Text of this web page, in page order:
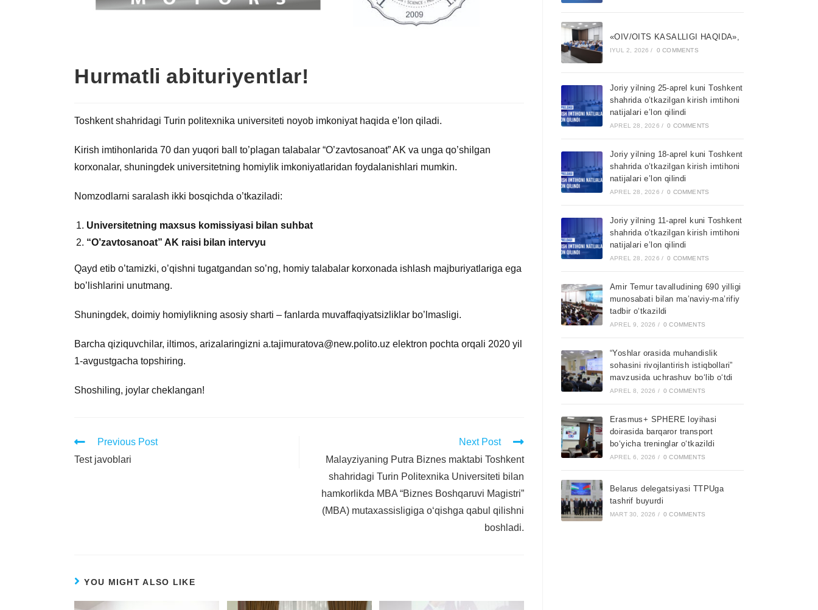
Hurmatli abituriyentlar!
Toshkent shahridagi Turin politexnika universiteti noyob imkoniyat haqida e’lon qiladi.
Kirish imtihonlarida 70 dan yuqori ball to’plagan talabalar “O’zavtosanoat” AK va unga qo’shilgan
korxonalar, shuningdek universitetning homiylik imkoniyatlaridan foydalanishlari mumkin.
Nomzodlarni saralash ikki bosqichda o’tkaziladi:
Universitetning maxsus komissiyasi bilan suhbat
“O’zavtosanoat” AK raisi bilan intervyu
Qayd etib o’tamizki, o’qishni tugatgandan so’ng, homiy talabalar korxonada ishlash majburiyatlariga ega
bo’lishlarini unutmang.
Shuningdek, doimiy homiylikning asosiy sharti – fanlarda muvaffaqiyatsizliklar bo’lmasligi.
Barcha qiziquvchilar, iltimos, arizalaringizni a.tajimuratova@new.polito.uz elektron pochta orqali 2020 yil
1-avgustgacha topshiring.
Shoshiling, joylar cheklangan!
Previous Post
Test javoblari
Next Post
Malayziyaning Putra Biznes maktabi Toshkent
shahridagi Turin Politexnika Universiteti bilan
hamkorlikda MBA “Biznes Boshqaruvi Magistri”
(MBA) mutaxassisligiga o‘qishga qabul qilishni
boshladi.
YOU MIGHT ALSO LIKE
«OIV/OITS KASALLIGI HAQIDA»,
IYUL 2, 2026 / 0 COMMENTS
Joriy yilning 25-aprel kuni Toshkent
shahrida o’tkazilgan kirish imtihoni
natijalari e’lon qilindi
APREL 28, 2026 / 0 COMMENTS
Joriy yilning 18-aprel kuni Toshkent
shahrida o’tkazilgan kirish imtihoni
natijalari e’lon qilindi
APREL 28, 2026 / 0 COMMENTS
Joriy yilning 11-aprel kuni Toshkent
shahrida o’tkazilgan kirish imtihoni
natijalari e’lon qilindi
APREL 28, 2026 / 0 COMMENTS
Amir Temur tavalludining 690 yilligi
munosabati bilan ma’naviy-ma’rifiy
tadbir o‘tkazildi
APREL 9, 2026 / 0 COMMENTS
“Yoshlar orasida muhandislik
sohasini rivojlantirish istiqbollari”
mavzusida uchrashuv bo‘lib o‘tdi
APREL 8, 2026 / 0 COMMENTS
Erasmus+ SPHERE loyihasi
doirasida barqaror transport
bo‘yicha treninglar o‘tkazildi
APREL 6, 2026 / 0 COMMENTS
Belarus delegatsiyasi TTPUga
tashrif buyurdi
MART 30, 2026 / 0 COMMENTS